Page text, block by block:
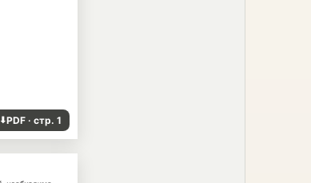
⬇PDF · стр. 1